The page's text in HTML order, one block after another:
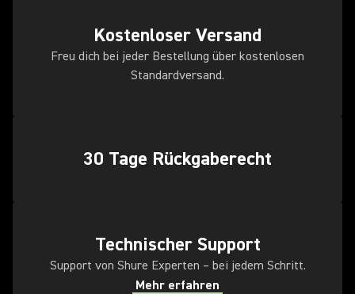
Kostenloser Versand
Freu dich bei jeder Bestellung über kostenlosen
Standardversand.
30 Tage Rückgaberecht
Technischer Support
Support von Shure Experten – bei jedem Schritt.
Mehr erfahren